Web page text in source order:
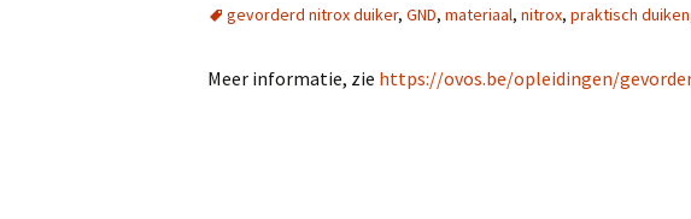
gevorderd nitrox duiker, GND, materiaal, nitrox, praktisch duiken
Meer informatie, zie https://ovos.be/opleidingen/